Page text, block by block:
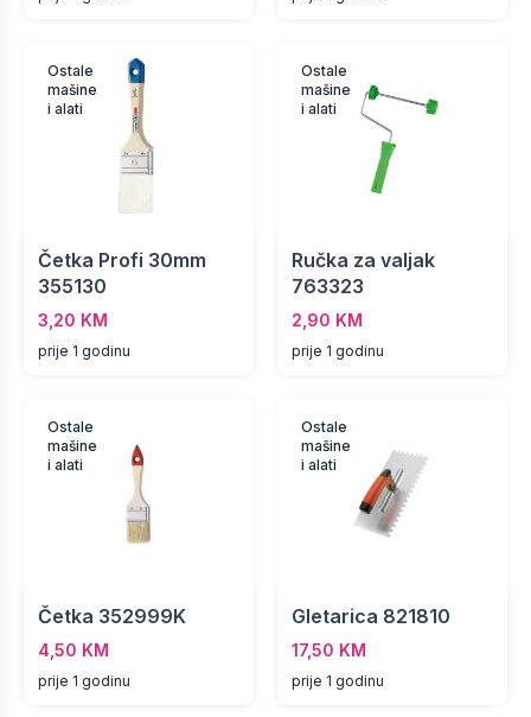
Ostale
mašine
i alati
Četka Profi 30mm
355130
3,20 KM
prije 1 godinu
Ostale
mašine
i alati
Ručka za valjak
763323
2,90 KM
prije 1 godinu
Ostale
mašine
i alati
Četka 352999K
4,50 KM
prije 1 godinu
Ostale
mašine
i alati
Gletarica 821810
17,50 KM
prije 1 godinu